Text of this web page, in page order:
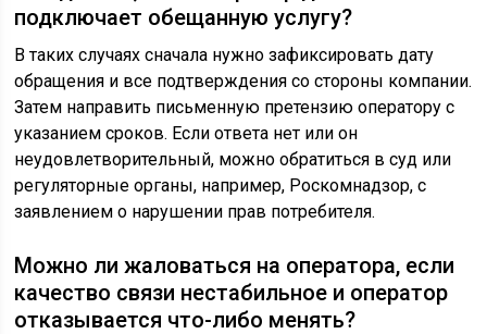
подключает обещанную услугу?
В таких случаях сначала нужно зафиксировать дату
обращения и все подтверждения со стороны компании.
Затем направить письменную претензию оператору с
указанием сроков. Если ответа нет или он
неудовлетворительный, можно обратиться в суд или
регуляторные органы, например, Роскомнадзор, с
заявлением о нарушении прав потребителя.
Можно ли жаловаться на оператора, если
качество связи нестабильное и оператор
отказывается что-либо менять?